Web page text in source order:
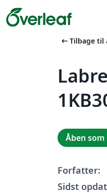
arrow_left_alt Tilbage til
Åben
Forfatter:
Sidst